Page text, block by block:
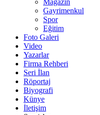
Magazin
Gayrimenkul
Spor
Eğitim
Foto Galeri
Video
Yazarlar
Firma Rehberi
Seri İlan
Röportaj
Biyografi
Künye
İletişim